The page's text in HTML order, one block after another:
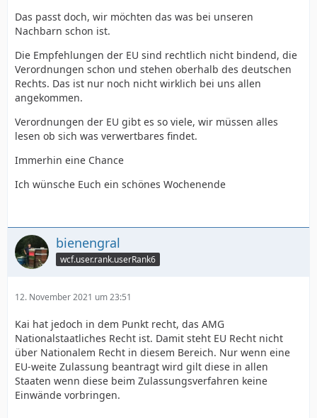
Das passt doch, wir möchten das was bei unseren
Nachbarn schon ist.
Die Empfehlungen der EU sind rechtlich nicht bindend, die
Verordnungen schon und stehen oberhalb des deutschen
Rechts. Das ist nur noch nicht wirklich bei uns allen
angekommen.
Verordnungen der EU gibt es so viele, wir müssen alles
lesen ob sich was verwertbares findet.
Immerhin eine Chance
Ich wünsche Euch ein schönes Wochenende
bienengral
wcf.user.rank.userRank6
12. November 2021 um 23:51
Kai hat jedoch in dem Punkt recht, das AMG
Nationalstaatliches Recht ist. Damit steht EU Recht nicht
über Nationalem Recht in diesem Bereich. Nur wenn eine
EU-weite Zulassung beantragt wird gilt diese in allen
Staaten wenn diese beim Zulassungsverfahren keine
Einwände vorbringen.